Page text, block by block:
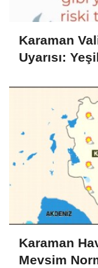
Karaman
Uyarısı:
Karaman
Mevsim